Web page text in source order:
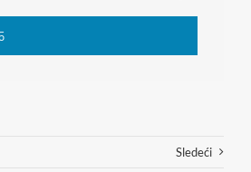
Sledeći